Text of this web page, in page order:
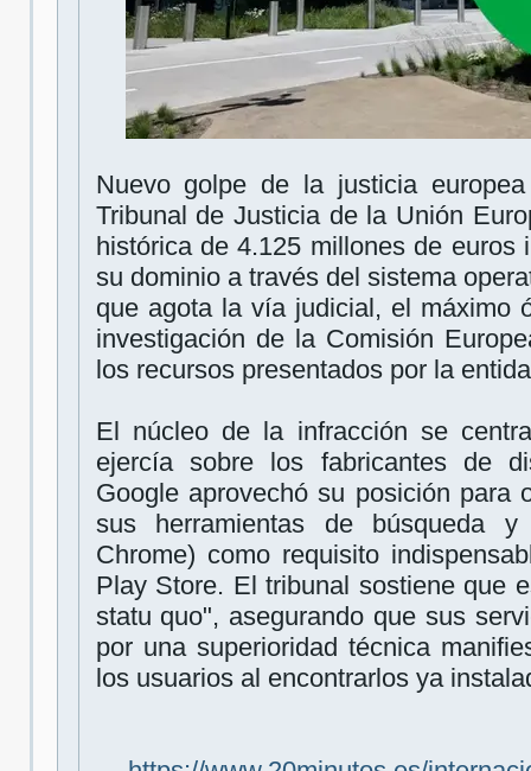
Nuevo golpe de la justicia
Tribunal de Justicia de la Unión
histórica de 4.125 millones de
su dominio a través del sistema
que agota la vía judicial, el máximo
investigación de la Comisión
los recursos presentados por la
El núcleo de la infracción se
ejercía sobre los fabricantes de
Google aprovechó su posición para
sus herramientas de búsqueda
Chrome) como requisito
Play Store. El tribunal sostiene que
statu quo", asegurando que sus
por una superioridad técnica
los usuarios al encontrarlos ya